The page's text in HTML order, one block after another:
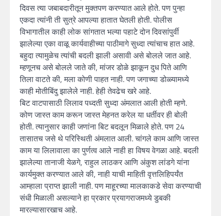
दिवस त्या जबाबदारीतून मुक्तपण करण्यात आले होते. पण पुन्हा
एकदा त्यांनी ती सुत्रे आपल्या हातात घेतली होती. पोलीस
विभागातील काही लोक सांगतात भल्या पहाटे दोन दिवसांपुर्वी
झालेल्या एका वाळू कार्यवाहीच्या पाठीमागे सुध्दा त्यांचाच हात आहे.
बहुदा त्यामुळेच त्यांची बदली झाली असावी असे बोलले जात आहे.
म्हणूनच असे बोलले जाते की, मांजर डोळे झाकून दुध पिते आणि
तिला वाटते की, मला कोणी पाहत नाही. पण जगाच्या डोळ्यामध्ये
काही मोतीबिंदु झालेले नाही. हेही तेवढेच खरे आहे.
बिट वाटपासाठी लिलाव पध्दती सुध्दा अंमलात आली होती म्हणे.
कोण जास्त काम करून जास्त मेहनत करेल या धर्तीवर ही बोली
होती. त्यानुसार काही जणांना बिट बदलून मिळाले होते. पण 24
तासातच जसे थे परिस्थिती अंमलात आली. चांगले काम आणि जास्त
काम या लिलावाला का पुर्णत्व आले नाही हा विषय वेगळा आहे. बदली
झालेल्या तानाजी येळगे, राहुल लाठकर आणि अंकुश लांडगे यांना
कार्यमुक्त करण्यात आले की, नाही याची माहिती वृत्तलिहिपर्यंत
आम्हाला प्राप्त झाली नाही. पण माहूरच्या मालकाकडे सेवा करण्याची
संधी मिळाली असल्याने हा प्रकार प्रयागराजमध्ये डुबकी
मारल्यासारखाच आहे.